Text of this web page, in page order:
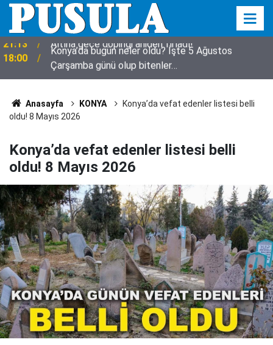
18:00
Konya’da bugün neler oldu? İşte 5 Ağustos
Çarşamba günü olup bitenler…
Anasayfa KONYA
Konya’da vefat edenler listesi belli
oldu! 8 Mayıs 2026
Konya’da vefat edenler listesi belli
oldu! 8 Mayıs 2026